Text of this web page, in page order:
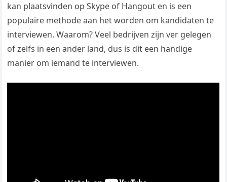
kan plaatsvinden op Skype of Hangout en is een
populaire methode aan het worden om kandidaten te
interviewen. Waarom? Veel bedrijven zijn ver gelegen
of zelfs in een ander land, dus is dit een handige
manier om iemand te interviewen.